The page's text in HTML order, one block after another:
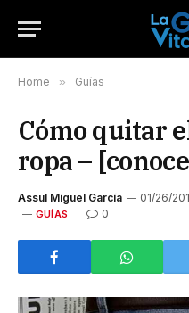
Home » Guías
Cómo quitar
ropa –
Assul Miguel García 01/26/
GUÍAS 0